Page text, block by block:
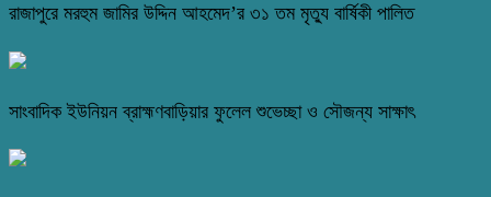
রাজাপুরে মরহুম জামির উদ্দিন আহমেদ’র ৩১ তম মৃত্যু বার্ষিকী পালিত
সাংবাদিক ইউনিয়ন ব্রাহ্মণবাড়িয়ার ফুলেল শুভেচ্ছা ও সৌজন্য সাক্ষাৎ